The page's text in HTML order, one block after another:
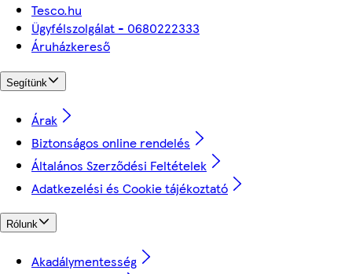
Tesco.hu
Ügyfélszolgálat - 0680222333
Áruházkereső
Segítünk
Árak
Biztonságos online rendelés
Általános Szerződési Feltételek
Adatkezelési és Cookie tájékoztató
Rólunk
Akadálymentesség